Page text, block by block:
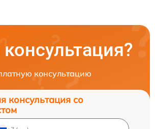
консультацию
консультация со